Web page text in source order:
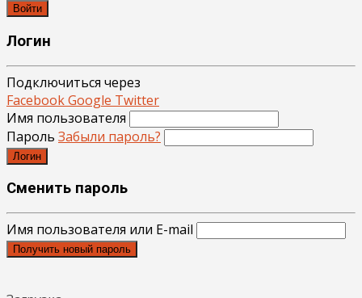
Войти
Логин
Подключиться через
FacebookGoogle Twitter
Имя пользователя
Пароль Забыли пароль?
Логин
Сменить пароль
Имя пользователя или E-mail
Получить новый пароль